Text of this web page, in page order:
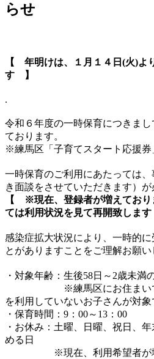
らせ
【 年明けは、１月１４日(火)よ
す 】
.
令和６年度の一時保育につきま
ております。
※練馬区「子育てスタート応援券
一時保育のご利用にあたっては
き面談をさせていただきます）が
【 ※現在、登録者が増えており
ては利用状況を見て再開致しま
感染症拡大状況により、一時的
とがありますことをご理解お願い
・対象年齢：生後58日～2歳未満
※練馬区にお住まいで、
を利用していないお子さんが対象
・保育時間：9：00～13：00
・お休み：土曜、日曜、祝日、
める日
※現在、利用希望者が増え